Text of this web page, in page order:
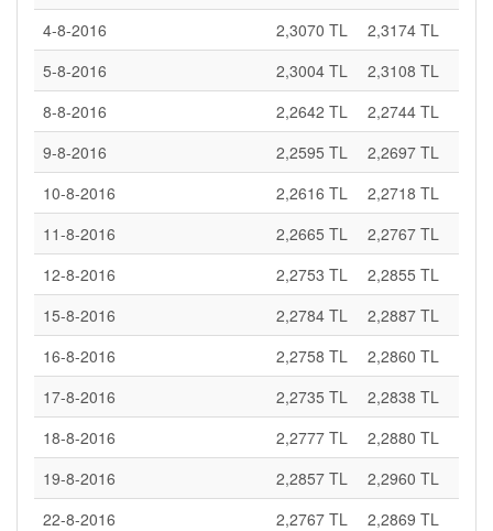
4-8-2016
2,3070 TL
2,3174 TL
5-8-2016
2,3004 TL
2,3108 TL
8-8-2016
2,2642 TL
2,2744 TL
9-8-2016
2,2595 TL
2,2697 TL
10-8-2016
2,2616 TL
2,2718 TL
11-8-2016
2,2665 TL
2,2767 TL
12-8-2016
2,2753 TL
2,2855 TL
15-8-2016
2,2784 TL
2,2887 TL
16-8-2016
2,2758 TL
2,2860 TL
17-8-2016
2,2735 TL
2,2838 TL
18-8-2016
2,2777 TL
2,2880 TL
19-8-2016
2,2857 TL
2,2960 TL
22-8-2016
2,2767 TL
2,2869 TL